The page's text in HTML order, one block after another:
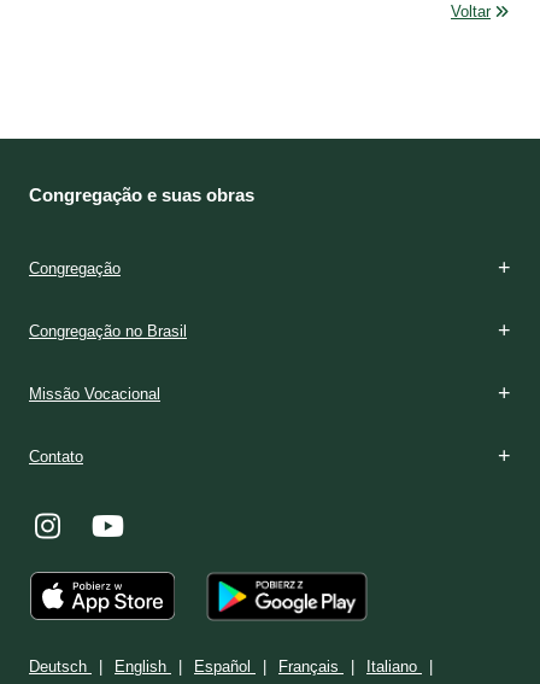
Voltar
Congregação e suas obras
Congregação
Congregação no Brasil
Missão Vocacional
Contato
Deutsch English Español Français Italiano